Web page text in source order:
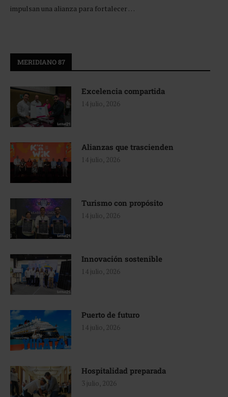
impulsan una alianza para fortalecer …
MERIDIANO 87
Excelencia compartida
14 julio, 2026
Alianzas que trascienden
14 julio, 2026
Turismo con propósito
14 julio, 2026
Innovación sostenible
14 julio, 2026
Puerto de futuro
14 julio, 2026
Hospitalidad preparada
3 julio, 2026